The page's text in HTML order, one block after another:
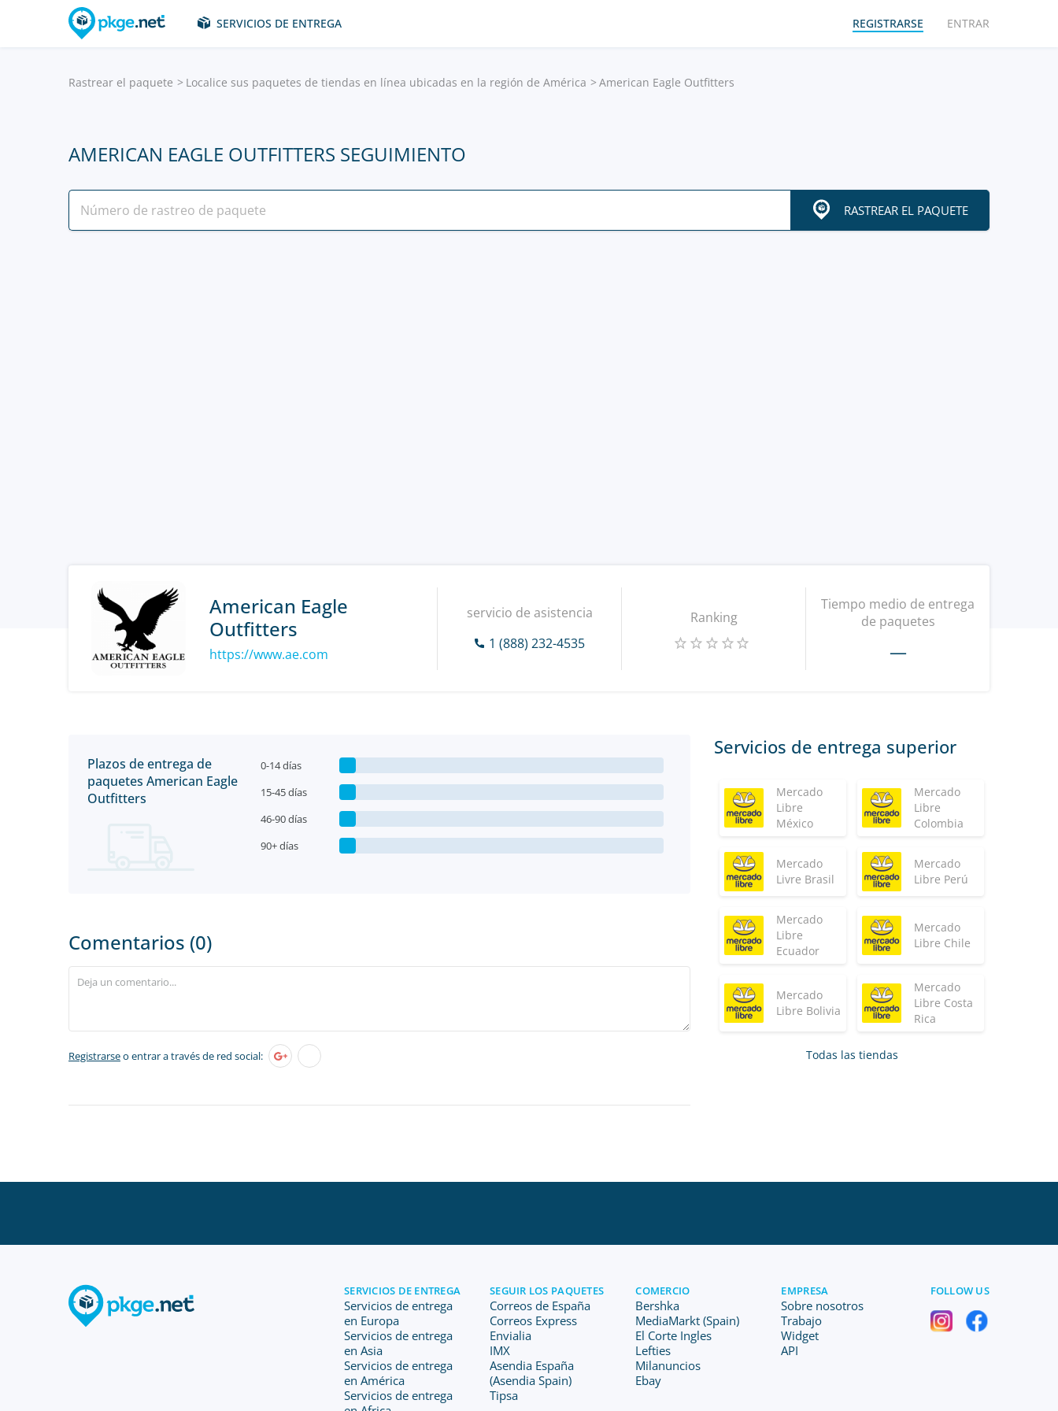
SERVICIOS DE ENTREGA REGISTRARSE ENTRAR
Rastrear el paquete Localice sus paquetes de tiendas en línea ubicadas en la región de América American Eagle Outfitters
AMERICAN EAGLE OUTFITTERS SEGUIMIENTO
RASTREAR EL PAQUETE
American Eagle
Outfitters
https://www.ae.com
servicio de asistencia
1 (888) 232-4535
Ranking
Tiempo medio de entrega
de paquetes
—
Plazos de entrega de
paquetes American Eagle
Outfitters
0-14 días
15-45 días
46-90 días
90+ días
Comentarios (0)
Registrarseo entrar a través de red social:
Servicios de entrega superior
Mercado
Libre
México
Mercado
Libre
Colombia
Mercado
Livre Brasil
Mercado
Libre Perú
Mercado
Libre
Ecuador
Mercado
Libre Chile
Mercado
Libre Bolivia
Mercado
Libre Costa
Rica
Todas las tiendas
SERVICIOS DE ENTREGA
Servicios de entrega
en Europa
Servicios de entrega
en Asia
Servicios de entrega
en América
Servicios de entrega
SEGUIR LOS PAQUETES
Correos de España
Correos Express
Envialia
IMX
Asendia España
(Asendia Spain)
Tipsa
COMERCIO
Bershka
MediaMarkt (Spain)
El Corte Ingles
Lefties
Milanuncios
Ebay
EMPRESA
Sobre nosotros
Trabajo
Widget
API
FOLLOW US